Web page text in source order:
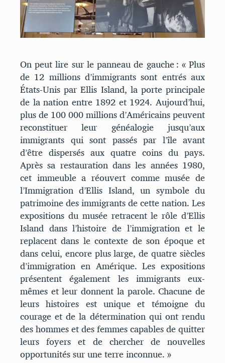
On peut lire sur le panneau de gauche : « Plus
de 12 millions d’immigrants sont entrés aux
États-Unis par Ellis Island, la porte principale
de la nation entre 1892 et 1924. Aujourd’hui,
plus de 100 000 millions d’Américains peuvent
reconstituer leur généalogie jusqu’aux
immigrants qui sont passés par l’île avant
d’être dispersés aux quatre coins du pays.
Après sa restauration dans les années 1980,
cet immeuble a réouvert comme musée de
l’Immigration d’Ellis Island, un symbole du
patrimoine des immigrants de cette nation. Les
expositions du musée retracent le rôle d’Ellis
Island dans l’histoire de l’immigration et le
replacent dans le contexte de son époque et
dans celui, encore plus large, de quatre siècles
d’immigration en Amérique. Les expositions
présentent également les immigrants eux-
mêmes et leur donnent la parole. Chacune de
leurs histoires est unique et témoigne du
courage et de la détermination qui ont rendu
des hommes et des femmes capables de quitter
leurs foyers et de chercher de nouvelles
opportunités sur une terre inconnue. »